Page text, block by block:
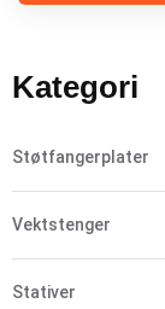
Kategori
Støtfangerplater
Vektstenger
Stativer